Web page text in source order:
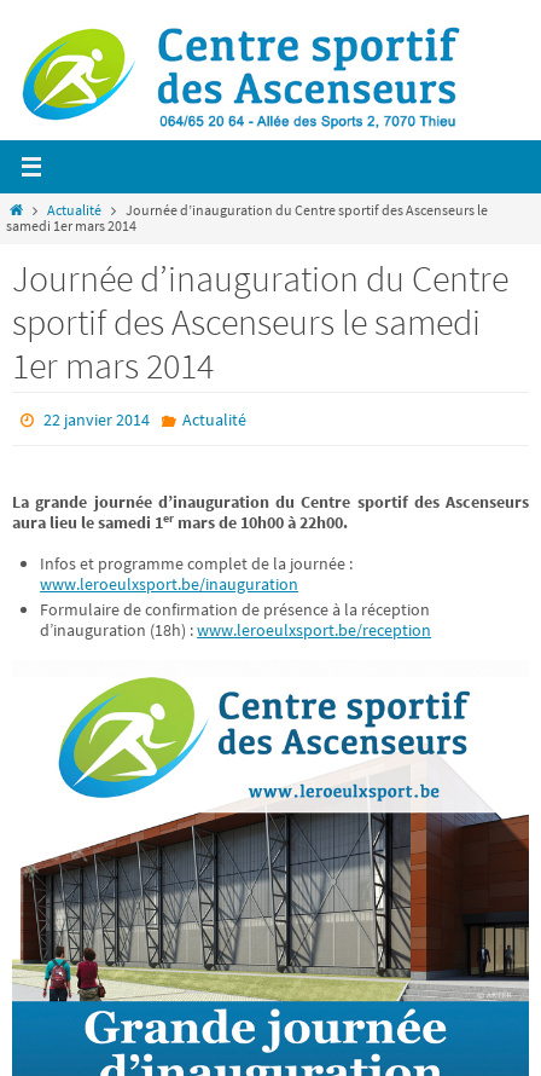
contenu
HomeActualité
Journée d’inauguration du Centre sportif des Ascenseurs le
samedi 1er mars 2014
Journée d’inauguration du Centre
sportif des Ascenseurs le samedi
1er mars 2014
22 janvier 2014 Actualité
La grande journée d’inauguration du Centre sportif des Ascenseurs
aura lieu le samedi 1er mars de 10h00 à 22h00.
Infos et programme complet de la journée :
www.leroeulxsport.be/inauguration
Formulaire de confirmation de présence à la réception
d’inauguration (18h) :www.leroeulxsport.be/reception